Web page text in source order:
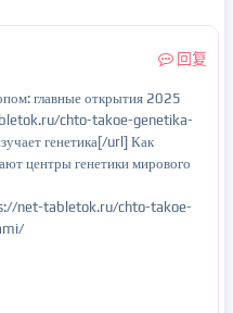
回复
главные открытия 2025
chto-takoe-genetika-
генетика[/url] Как
центры генетики мирового
net-tabletok.ru/chto-takoe-